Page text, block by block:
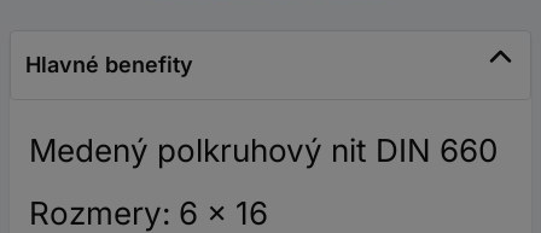
Hlavné benefity
Medený polkruhový nit DIN 660
Rozmery: 6 x 16